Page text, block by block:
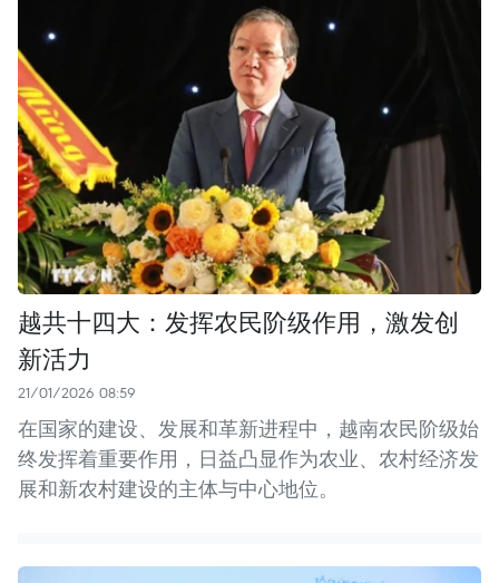
越共十四大：发挥农民阶级作用，激发创
新活力
21/01/2026 08:59
在国家的建设、发展和革新进程中，越南农民阶级始
终发挥着重要作用，日益凸显作为农业、农村经济发
展和新农村建设的主体与中心地位。